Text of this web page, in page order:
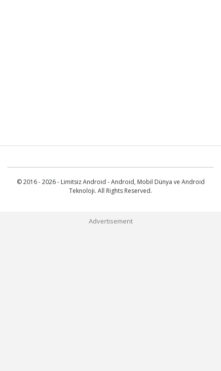
© 2016 - 2026 - Limitsiz Android - Android, Mobil Dünya ve Android
Teknoloji. All Rights Reserved.
Advertisement